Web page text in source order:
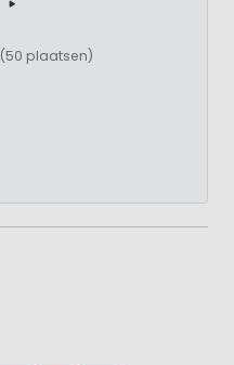
(50 plaatsen)